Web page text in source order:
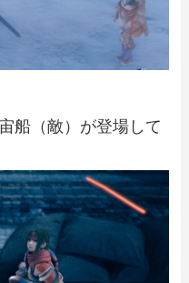
船（敵）が登場して